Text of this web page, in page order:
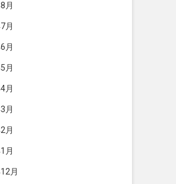
月
月
月
月
月
月
月
月
月